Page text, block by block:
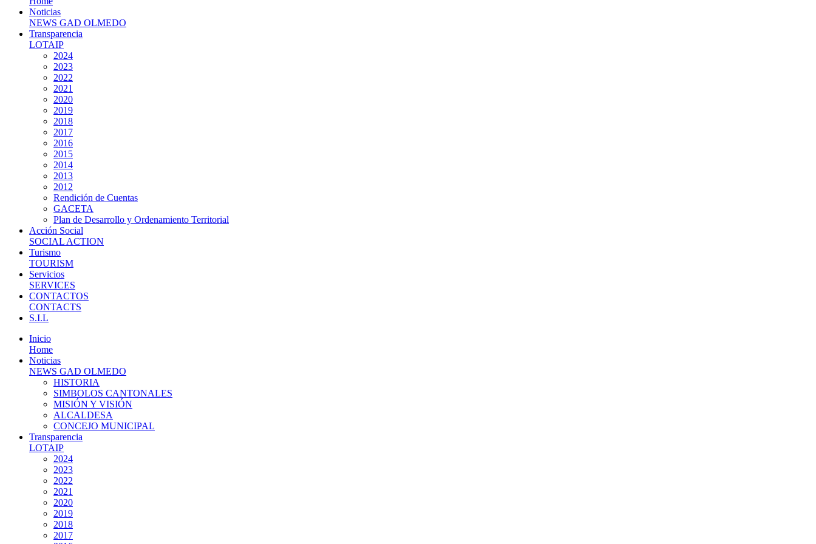
Noticias
NEWS GAD OLMEDO
Transparencia
LOTAIP
2024
2023
2022
2021
2020
2019
2018
2017
2016
2015
2014
2013
2012
Rendición de Cuentas
GACETA
Plan de Desarrollo y Ordenamiento Territorial
Acción Social
SOCIAL ACTION
Turismo
TOURISM
Servicios
SERVICES
CONTACTOS
CONTACTS
S.I.L
Inicio
Home
Noticias
NEWS GAD OLMEDO
HISTORIA
SIMBOLOS CANTONALES
MISIÓN Y VISIÓN
ALCALDESA
CONCEJO MUNICIPAL
Transparencia
LOTAIP
2024
2023
2022
2021
2020
2019
2018
2017